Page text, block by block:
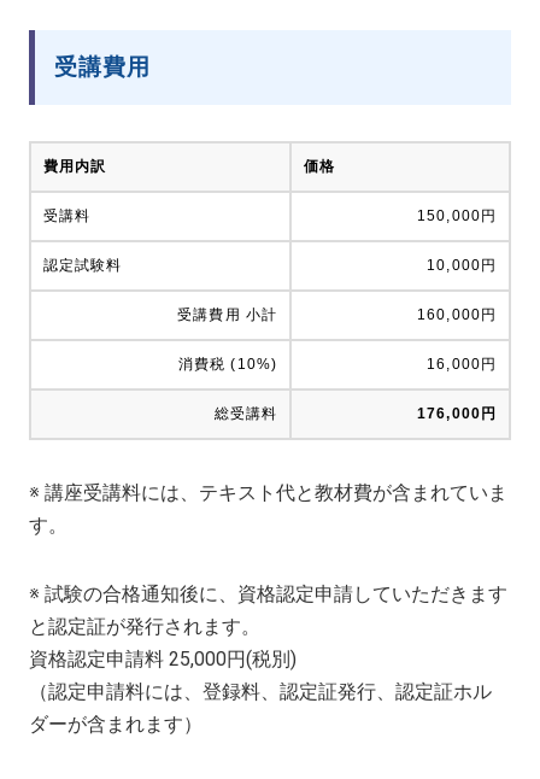
受講費用
費用内訳 価格
受講料 150,000円
認定試験料 10,000円
受講費用 小計 160,000円
消費税 (10%) 16,000円
総受講料 176,000円
※ 講座受講料には、テキスト代と教材費が含まれていま
す。
※ 試験の合格通知後に、資格認定申請していただきます
と認定証が発行されます。
資格認定申請料 25,000円(税別)
（認定申請料には、登録料、認定証発行、認定証ホル
ダーが含まれます）